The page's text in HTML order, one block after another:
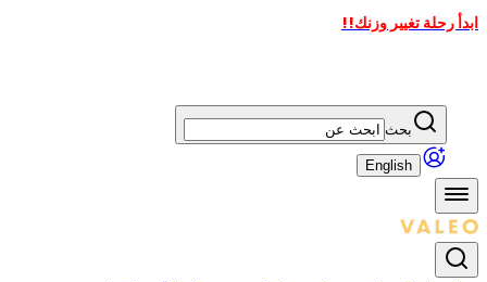
ابدأ رحلة تغيير وزنك!!
بحث
English